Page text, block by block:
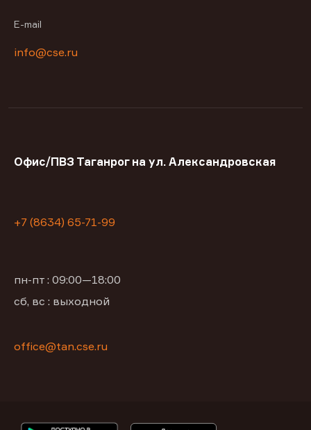
E-mail
info@cse.ru
Офис/ПВЗ Таганрог на ул. Александровская
+7 (8634) 65-71-99
пн-пт : 09:00—18:00
сб, вс : выходной
office@tan.cse.ru